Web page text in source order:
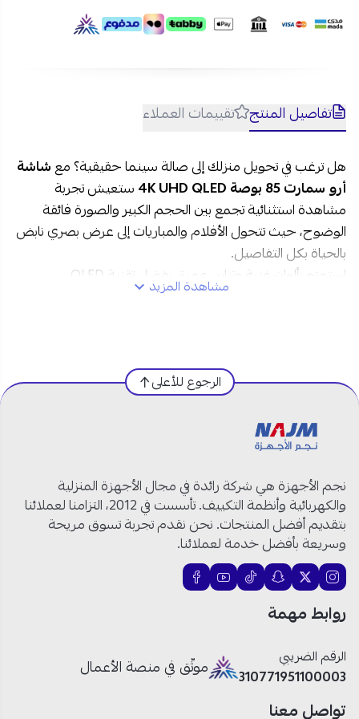
فوائد عبر تمارا وتابي.
تفاصيل المنتج تقييمات العملاء
هل ترغب في تحويل منزلك إلى صالة سينما حقيقية؟ معشاشة
أرو سمارت 85 بوصة 4K UHD QLED
ستعيش تجربة
مشاهدة استثنائية تجمع بين الحجم الكبير والصورة فائقة
الوضوح، حيث تتحول الأفلام والمباريات إلى عرض بصري نابض
بالحياة بكل التفاصيل.
استمتع بألوان غنية وتباين عميق بفضل تقنية QLED
مواصفات شاشة أرو سمارت 85 بوصة في السعودية:
العلامة التجارية:
رقم الموديل:
نوع الشاشة:سمارتQLED
الدقة:3840 × 2160 – 4K UHD
تقنيات الصورة:HDR / HDR10+
نظام التشغيل:WebOS
تقنيات الصوت: Dolby Atmos
اللون:أسود
الاتصال:
التصميم:
حواف رفيعة بتصميم أنيق
نوع الاستخدام:سينما منزلية – ألعاب – بث مباشر
– ترفيه متكامل
مشاهدة المزيد
الرجوع للأعلى
نجم الأجهزة هي شركة رائدة في مجال الأجهزة المنزلية
والكهربائية وأنظمة التكييف. تأسست في 2012، التزامنا لعملائنا
بتقديم أفضل المنتجات. نحن نقدم تجربة تسوق مريحة
وسريعة بأفضل خدمة لعملائنا.
روابط مهمة
الرقم الضريبي
310771951100003
موثّق في منصة الأعمال
تواصل معنا